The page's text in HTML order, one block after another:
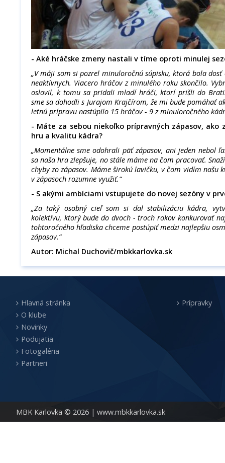
- Aké hráčske zmeny nastali v tíme oproti minulej
„V máji som si pozrel minuloročnú súpisku, ktorá bola
neaktívnych. Viacero hráčov z minulého roku skončilo.
oslovil, k tomu sa pridali mladí hráči, ktorí prišli do
sme sa dohodli s Jurajom Krajčírom, že mi bude pomáhať
letnú prípravu nastúpilo 15 hráčov - 9 z minuloročného
- Máte za sebou niekoľko prípravných zápasov, ako
hru a kvalitu kádra?
„Momentálne sme odohrali päť zápasov, ani jeden nebol
sa naša hra zlepšuje, no stále máme na čom pracovať.
chyby zo zápasov. Máme širokú lavičku, v čom vidím našu
v zápasoch rozumne využiť.“
- S akými ambíciami vstupujete do novej sezóny v
„Za taký osobný cieľ som si dal stabilizáciu kádra,
kolektívu, ktorý bude do dvoch - troch rokov konkurovať
tohtoročného hľadiska chceme postúpiť medzi najlepšiu
zápasov.“
Autor: Michal Duchovič/mbkkarlovka.sk
MBK Karlovka © 2026 | www.mbkkarlovka.sk
Hlavná stránka
O klube
Novinky
Podujatia
Fotogaléria
Partneri
Prípravky